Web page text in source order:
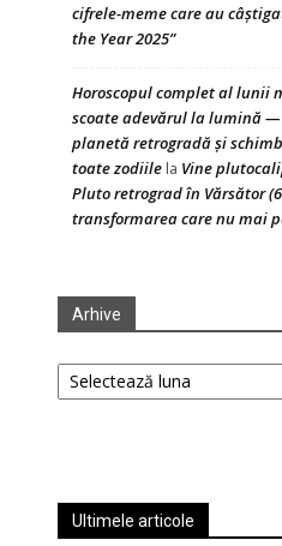
cifrele-meme care au
the Year 2025”
Horoscopul complet al lunii
scoate adevărul la lumină —
planetă retrogradă și
toate zodiile la Vine
Pluto retrograd în Vărsător
transformarea care nu mai
Arhive
Arhive
Ultimele articole